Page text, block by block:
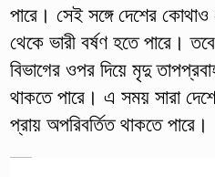
পারে। সেই সঙ্গে দেশের কোথাও
থেকে ভারী বর্ষণ হতে পারে।
বিভাগের ওপর দিয়ে মৃদু
থাকতে পারে। এ সময় সারা
প্রায় অপরিবর্তিত থাকতে পারে।